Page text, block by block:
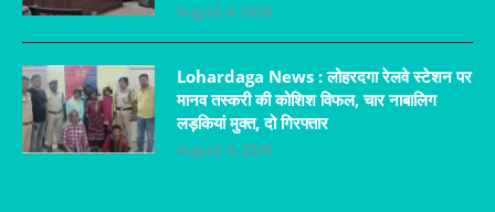
August 6, 2026
Lohardaga News : लोहरदगा रेलवे स्टेशन पर
मानव तस्करी की कोशिश विफल, चार नाबालिग
लड़कियां मुक्त, दो गिरफ्तार
August 6, 2026